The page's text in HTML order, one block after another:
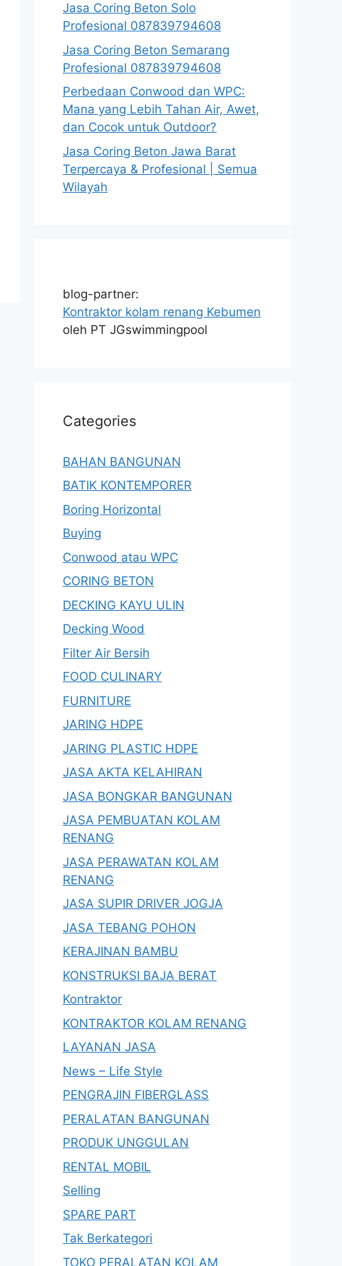
Jasa Coring Beton Solo
Profesional 087839794608
Jasa Coring Beton Semarang
Profesional 087839794608
Perbedaan Conwood dan WPC:
Mana yang Lebih Tahan Air, Awet,
dan Cocok untuk Outdoor?
Jasa Coring Beton Jawa Barat
Terpercaya & Profesional | Semua
Wilayah
blog-partner:
Kontraktor kolam renang Kebumen
oleh PT JGswimmingpool
Categories
BAHAN BANGUNAN
BATIK KONTEMPORER
Boring Horizontal
Buying
Conwood atau WPC
CORING BETON
DECKING KAYU ULIN
Decking Wood
Filter Air Bersih
FOOD CULINARY
FURNITURE
JARING HDPE
JARING PLASTIC HDPE
JASA AKTA KELAHIRAN
JASA BONGKAR BANGUNAN
JASA PEMBUATAN KOLAM
RENANG
JASA PERAWATAN KOLAM
RENANG
JASA SUPIR DRIVER JOGJA
JASA TEBANG POHON
KERAJINAN BAMBU
KONSTRUKSI BAJA BERAT
Kontraktor
KONTRAKTOR KOLAM RENANG
LAYANAN JASA
News – Life Style
PENGRAJIN FIBERGLASS
PERALATAN BANGUNAN
PRODUK UNGGULAN
RENTAL MOBIL
Selling
SPARE PART
Tak Berkategori
TOKO PERALATAN KOLAM